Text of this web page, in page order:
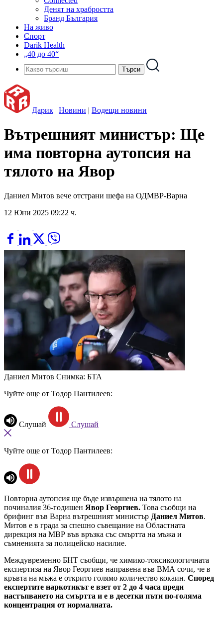
Денят на храбростта
Бранд България
На живо
Спорт
Darik Health
„40 до 40“
Дарик | Новини | Водещи новини
Вътрешният министър: Ще
има повторна аутопсия на
тялото на Явор
Даниел Митов вече отстрани шефа на ОДМВР-Варна
12 Юни 2025 09:22 ч.
Даниел Митов Снимка: БТА
Чуйте още от Тодор Пантилеев:
Слушай Слушай
Чуйте още от Тодор Пантилеев:
Повторна аутопсия ще бъде извършена на тялото на
починалия 36-годишен Явор Георгиев. Това съобщи на
брифинг във Варна вътрешният министър Даниел Митов.
Митов е в града за спешно съвещание на Областната
дирекция на МВР във връзка със смъртта на мъжа и
съмненията за полицейско насилие.
Междувременно БНТ съобщи, че химико-токсикологичната
експертиза на Явор Георгиев направена във ВМА сочи, че в
кръвта на мъжа е открито голямо количество кокаин. Според
експертите наркотикът е взет от 2 до 4 часа преди
настъпването на смъртта и е в десетки пъти по-голяма
концентрация от нормалната.